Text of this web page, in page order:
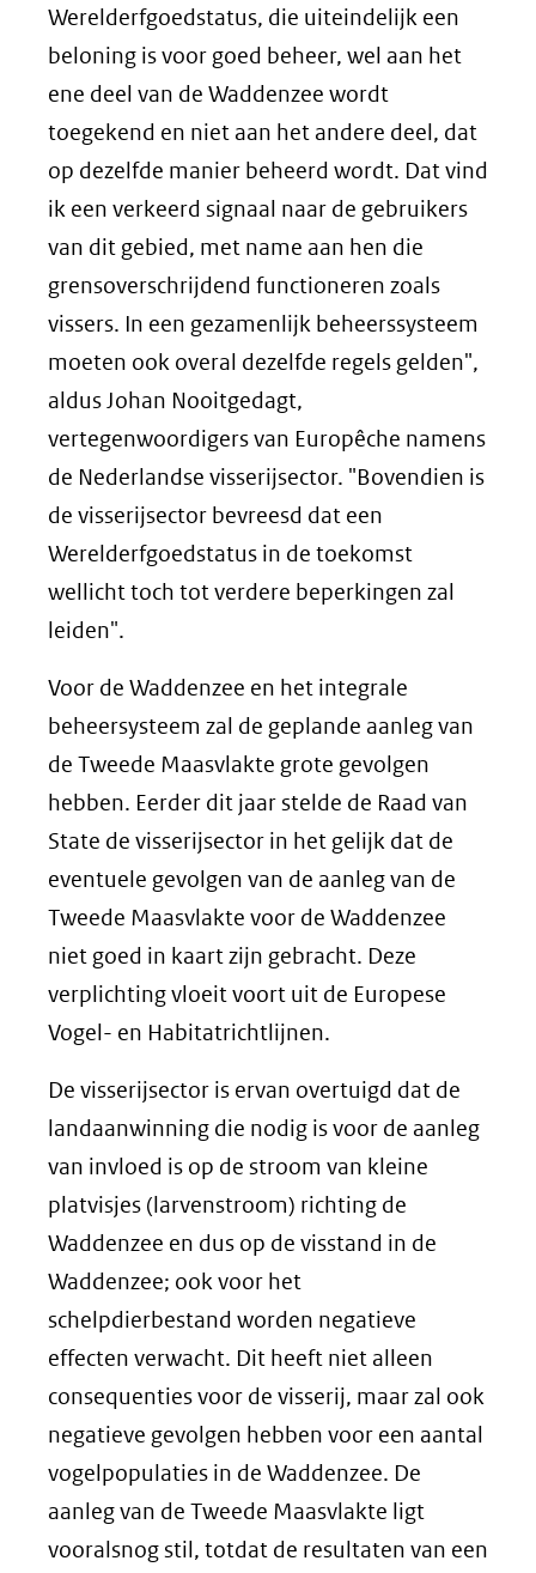
Werelderfgoedstatus, die uiteindelijk een
beloning is voor goed beheer, wel aan het
ene deel van de Waddenzee wordt
toegekend en niet aan het andere deel, dat
op dezelfde manier beheerd wordt. Dat vind
ik een verkeerd signaal naar de gebruikers
van dit gebied, met name aan hen die
grensoverschrijdend functioneren zoals
vissers. In een gezamenlijk beheerssysteem
moeten ook overal dezelfde regels gelden",
aldus Johan Nooitgedagt,
vertegenwoordigers van Europêche namens
de Nederlandse visserijsector. "Bovendien is
de visserijsector bevreesd dat een
Werelderfgoedstatus in de toekomst
wellicht toch tot verdere beperkingen zal
leiden".
Voor de Waddenzee en het integrale
beheersysteem zal de geplande aanleg van
de Tweede Maasvlakte grote gevolgen
hebben. Eerder dit jaar stelde de Raad van
State de visserijsector in het gelijk dat de
eventuele gevolgen van de aanleg van de
Tweede Maasvlakte voor de Waddenzee
niet goed in kaart zijn gebracht. Deze
verplichting vloeit voort uit de Europese
Vogel- en Habitatrichtlijnen.
De visserijsector is ervan overtuigd dat de
landaanwinning die nodig is voor de aanleg
van invloed is op de stroom van kleine
platvisjes (larvenstroom) richting de
Waddenzee en dus op de visstand in de
Waddenzee; ook voor het
schelpdierbestand worden negatieve
effecten verwacht. Dit heeft niet alleen
consequenties voor de visserij, maar zal ook
negatieve gevolgen hebben voor een aantal
vogelpopulaties in de Waddenzee. De
aanleg van de Tweede Maasvlakte ligt
vooralsnog stil, totdat de resultaten van een